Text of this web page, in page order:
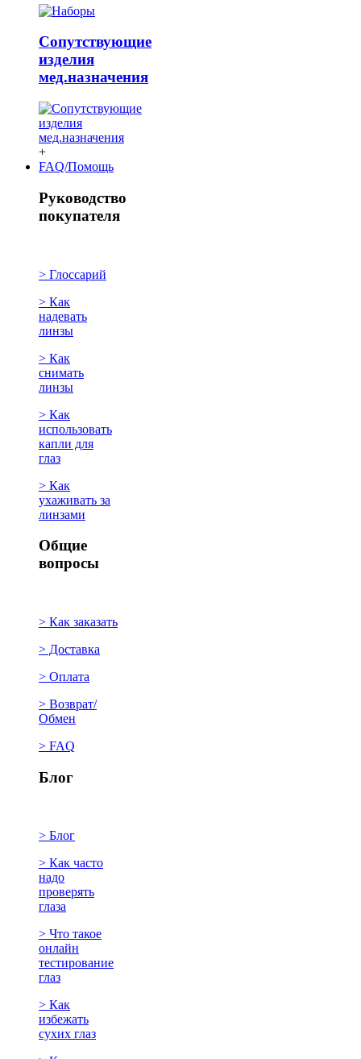
Сопутствующие
изделия
мед.назначения
+
FAQ/Помощь
Руководство
покупателя
> Глоссарий
> Как
надевать
линзы
> Как
снимать
линзы
> Как
использовать
капли для
глаз
> Как
ухаживать за
линзами
Общие
вопросы
> Как заказать
> Доставка
> Оплата
> Возврат/
Обмен
> FAQ
Блог
> Блог
> Как часто
надо
проверять
глаза
> Что такое
онлайн
тестирование
глаз
> Как
избежать
сухих глаз